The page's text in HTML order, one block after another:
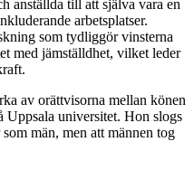
anställda till att själva vara en
arbetsplatser.
som tydliggör vinsterna
med jämställdhet, vilket leder
av orättvisorna mellan könen
Uppsala universitet. Hon slogs
män, men att männen tog